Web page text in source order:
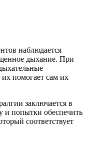
наблюдается
дыхание. При
помогает сам их
заключается в
и попытки обеспечить
соответствует